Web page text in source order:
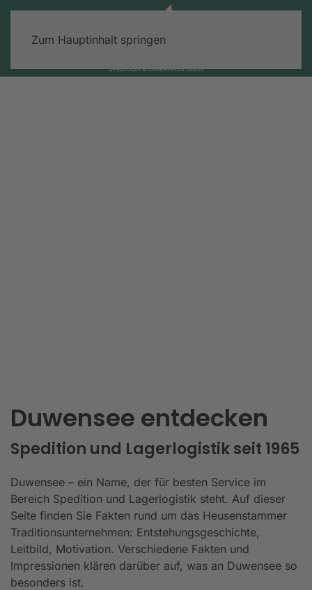
Zum Hauptinhalt springen
Duwensee entdecken
Spedition und Lagerlogistik seit 1965
Duwensee – ein Name, der für besten Service im
Bereich Spedition und Lagerlogistik steht. Auf dieser
Seite finden Sie Fakten rund um das Heusenstammer
Traditionsunternehmen: Entstehungsgeschichte,
Leitbild, Motivation. Verschiedene Fakten und
Impressionen klären darüber auf, was an Duwensee so
besonders ist.